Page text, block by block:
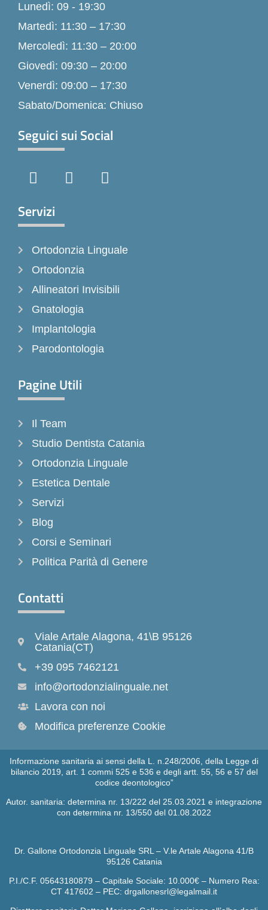
Lunedì: 09 - 19:30
Martedì: 11:30 – 17:30
Mercoledì: 11:30 – 20:00
Giovedì: 09:30 – 20:00
Venerdì: 09:00 – 17:30
Sabato/Domenica: Chiuso
Seguici sui Social
a
e
b
o
k
-
f
n
r
a
m
i
Servizi
Ortodonzia Linguale
Ortodonzia
Allineatori Invisibili
Gnatologia
Implantologia
Parodontologia
Pagine Utili
Il Team
Studio Dentista Catania
Ortodonzia Linguale
Estetica Dentale
Servizi
Blog
Corsi e Seminari
Politica Parità di Genere
Contatti
Viale Artale Alagona, 41\B 95126
Catania(CT)
+39 095 7462121
info@ortodonzialinguale.net
Lavora con noi
Modifica preferenze Cookie
Informazione sanitaria ai sensi della L. n.248/2006, della Legge di
bilancio 2019, art. 1 commi 525 e 536 e degli artt. 55, 56 e 57 del
codice deontologico”
Autor. sanitaria: determina nr. 13/222 del 25.03.2021 e integrazione
con determina nr. 13/550 del 01.08.2022
Dr. Gallone Ortodonzia Linguale SRL – V.le Artale Alagona 41/B
95126 Catania
P.I./C.F. 05643180879 – Capitale Sociale: 10.000€ – Numero Rea:
CT 417602 – PEC: drgallonesrl@legalmail.it